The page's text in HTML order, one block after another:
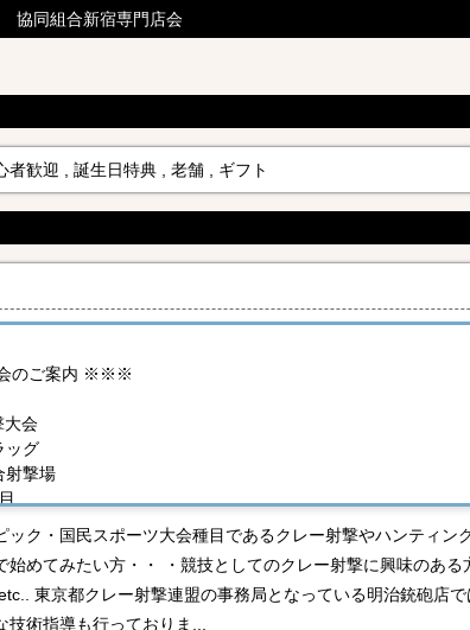
協同組合新宿専門店会
歓迎 , 誕生日特典 , 老舗 , ギフト
のご案内 ※※※
大会
ッグ
場
）
撃大会
ト射撃場
ック・国民スポーツ大会種目であるクレー射撃やハンティン
始めてみたい方・・ ・競技としてのクレー射撃に興味のあ
東京都クレー射撃連盟の事務局となっている明治銃砲店
技術指導も行っておりま...